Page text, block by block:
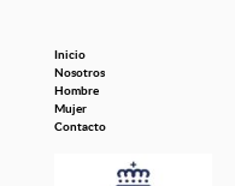
Inicio
Nosotros
Hombre
Mujer
Contacto